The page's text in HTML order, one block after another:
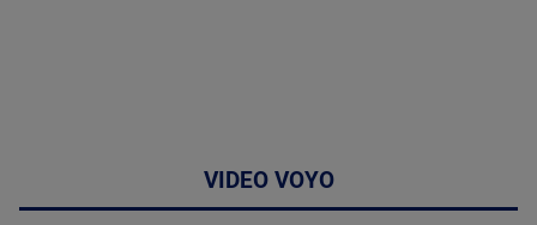
VIDEO VOYO